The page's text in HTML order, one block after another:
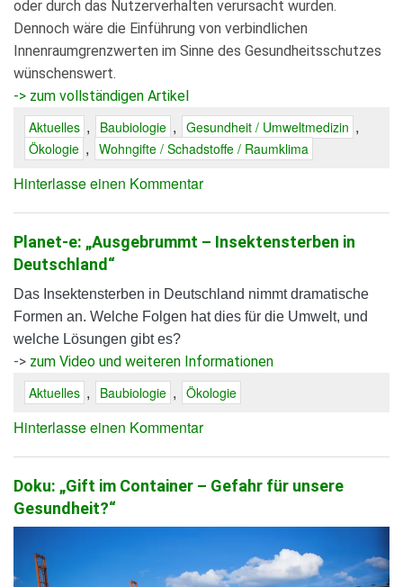
oder durch das Nutzerverhalten verursacht wurden.
Dennoch wäre die Einführung von verbindlichen
Innenraumgrenzwerten im Sinne des Gesundheitsschutzes
wünschenswert.
-> zum vollständigen Artikel
Aktuelles , Baubiologie , Gesundheit / Umweltmedizin ,
Ökologie , Wohngifte / Schadstoffe / Raumklima
Hinterlasse einen Kommentar
Planet-e: „Ausgebrummt – Insektensterben in
Deutschland“
Das Insektensterben in Deutschland nimmt dramatische
Formen an. Welche Folgen hat dies für die Umwelt, und
welche Lösungen gibt es?
-> zum Video und weiteren Informationen
Aktuelles , Baubiologie , Ökologie
Hinterlasse einen Kommentar
Doku: „Gift im Container – Gefahr für unsere
Gesundheit?“